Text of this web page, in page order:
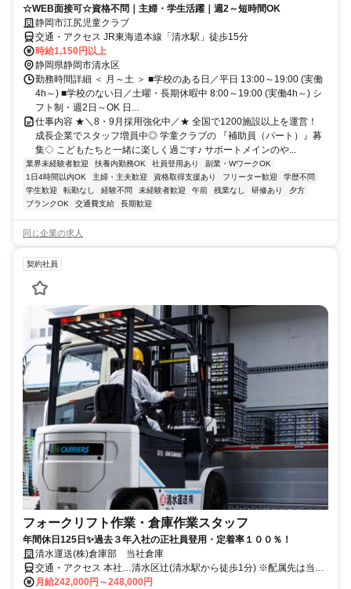
☆WEB面接可☆資格不問｜主婦・学生活躍｜週2～短時間OK
静岡市江尻児童クラブ
交通・アクセス JR東海道本線「清水駅」徒歩15分
時給1,150円以上
静岡県静岡市清水区
勤務時間詳細 ＜ 月～土 ＞ ■学校のある日／平日 13:00～19:00 (実働
4h～) ■学校のない日／土曜・長期休暇中 8:00～19:00 (実働4h～) シ
フト制・週2日～OK 日...
仕事内容 ★＼8・9月採用強化中／★ 全国で1200施設以上を運営！
成長企業でスタッフ増員中◎ 学童クラブの 『補助員（パート）』募
集◇ こどもたちと一緒に楽しく過ごす♪ サポートメインのや...
業界未経験者歓迎 扶養内勤務OK 社員登用あり
副業・WワークOK
1日4時間以内OK
主婦・主夫歓迎 資格取得支援あり フリーター歓迎
学歴不問
学生歓迎
転勤なし 経験不問 未経験者歓迎 午前 残業なし 研修あり
夕方
ブランクOK
交通費支給 長期歓迎
同じ企業の求人
契約社員
フォークリフト作業・倉庫作業スタッフ
年間休日125日✨過去３年入社の正社員登用・定着率１００％！
清水運送(株)倉庫部 当社倉庫
交通・アクセス 本社…清水区辻(清水駅から徒歩1分) ※配属先は当社
倉庫となり、勤務地は異なります
月給242,000円～248,000円